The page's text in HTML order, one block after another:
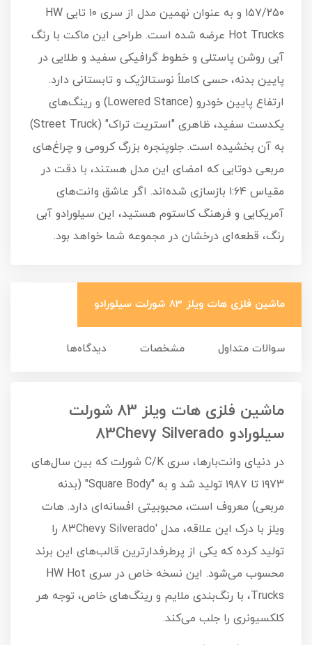
۱۵۷/۲۵۰ و به عنوان نهمین مدل از سری ۱۰ تایی HW
Hot Trucks عرضه شده است. طراحی این ماکت با رنگ
آبی روشن پاستلی و خطوط گرافیکی سفید و طلایی در
پایین بدنه، حسی کاملاً نوستالژیک و تابستانی دارد.
ارتفاع پایین خودرو (Lowered Stance) و رینگ‌های
یکدست سفید، ظاهری "استریت تراک" (Street Truck)
به آن بخشیده است. جلوپنجره بزرگ کرومی و چراغ‌های
مربعی دوتایی که امضای این مدل هستند، با دقت در
مقیاس ۱:۶۴ بازسازی شده‌اند. اگر عاشق وانت‌های
آمریکایی و فرهنگ کاستوم هستید، این سیلورادو آبی
رنگ، قطعه‌ای درخشان در مجموعه شما خواهد بود.
ماشین فلزی هات ویلز 83 شورلت سیلورادو
سوالات متداول مشخصات دیدگاه‌ها
ماشین فلزی هات ویلز 83 شورلت
سیلورادو 83Chevy Silverado
در دنیای وانت‌بارها، سری C/K شورلت که بین سال‌های
۱۹۷۳ تا ۱۹۸۷ تولید شد و به "Square Body" (بدنه
مربعی) معروف است، محبوبیتی افسانه‌ای دارد. هات
ویلز با درک این علاقه، مدل '83Chevy Silverado را
تولید کرده که یکی از پرطرفدارترین قالب‌های این برند
محسوب می‌شود. این نسخه خاص در سری HW Hot
Trucks، با رنگ‌بندی ملایم و رینگ‌های خاص، توجه هر
کلکسیونری را جلب می‌کند.